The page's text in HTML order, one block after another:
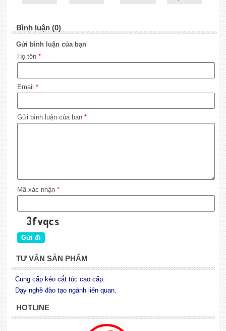
Bình luận (0)
Gửi bình luận của bạn
Họ tên *
Email *
Gửi bình luận của bạn *
Mã xác nhận *
TƯ VẤN SẢN PHẨM
Cung cấp kéo cắt tóc cao cấp.
Dạy nghề đào tạo ngành liên quan.
HOTLINE